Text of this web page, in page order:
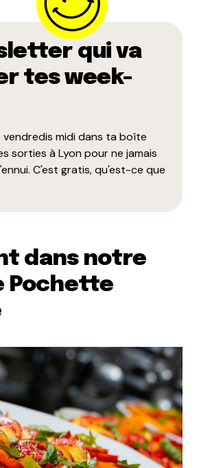
qui va
tes week-
vendredis midi dans ta boîte
sorties à Lyon pour ne jamais
C'est gratis, qu'est-ce que
dans notre
Pochette